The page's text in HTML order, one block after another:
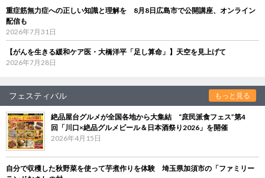
重症筋無力症への正しい知識と理解を 8月8日広島市で公開講座、オンライン
配信も
2026年7月31日
【がんを生きる緩和ケア医・大橋洋平「足し算命」】天空を見上げて
2026年7月28日
フェスティバル もっと見る
絶品屋台グルメが全国各地から大集結 “庶民派食フェス”第4
回「川口×絶品グルメビール＆日本酒祭り2026」を開催
2026年4月15日
自分で収穫した秋野菜を使って芋煮作りを体験 埼玉県加須市の「ファミリー